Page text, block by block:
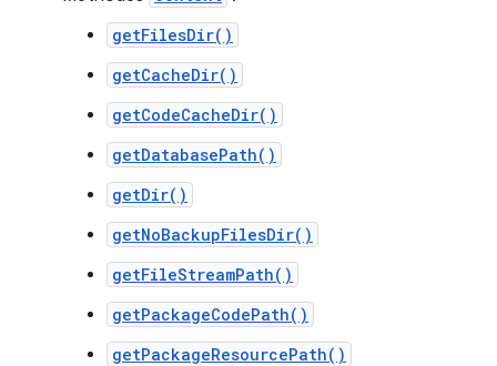
getFilesDir()
getCacheDir()
getCodeCacheDir()
getDatabasePath()
getDir()
getNoBackupFilesDir()
getFileStreamPath()
getPackageCodePath()
getPackageResourcePath()